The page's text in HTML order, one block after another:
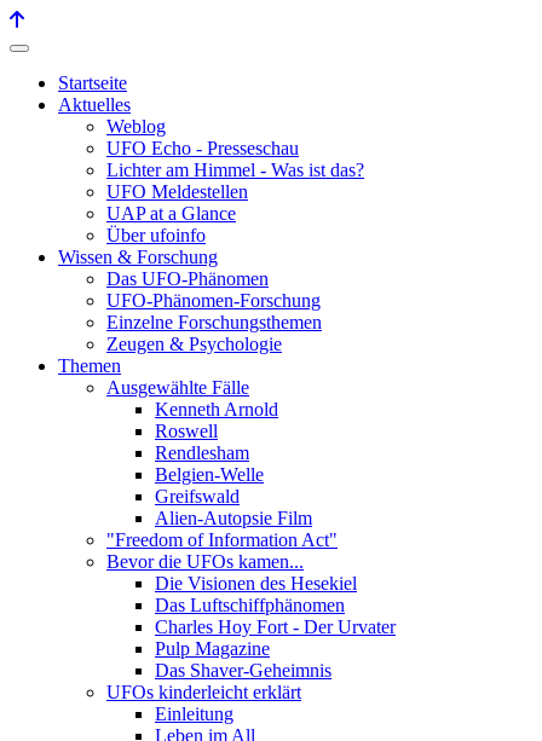
Startseite
Aktuelles
Weblog
UFO Echo - Presseschau
Lichter am Himmel - Was ist das?
UFO Meldestellen
UAP at a Glance
Über ufoinfo
Wissen & Forschung
Das UFO-Phänomen
UFO-Phänomen-Forschung
Einzelne Forschungsthemen
Zeugen & Psychologie
Themen
Ausgewählte Fälle
Kenneth Arnold
Roswell
Rendlesham
Belgien-Welle
Greifswald
Alien-Autopsie Film
"Freedom of Information Act"
Bevor die UFOs kamen...
Die Visionen des Hesekiel
Das Luftschiffphänomen
Charles Hoy Fort - Der Urvater
Pulp Magazine
Das Shaver-Geheimnis
UFOs kinderleicht erklärt
Einleitung
Leben im All